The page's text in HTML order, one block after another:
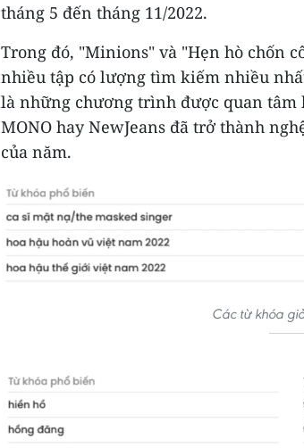
tháng 5 đến tháng 11/2022.
Trong đó, "Minions" và "Hẹn hò chốn
nhiều tập có lượng tìm kiếm nhiều
là những chương trình được quan
MONO hay NewJeans đã trở thành
của năm.
Các từ khóa